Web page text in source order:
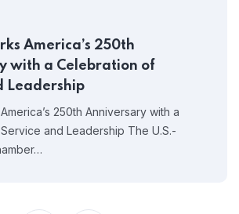
America’s 250th
with a Celebration of
Leadership
250th Anniversary with a
and Leadership The U.S.-